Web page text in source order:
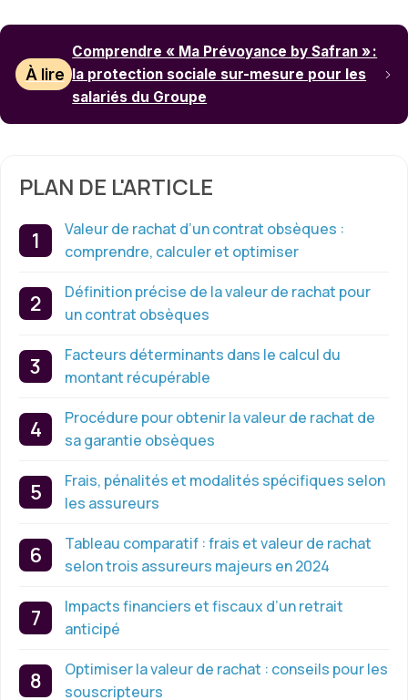
À lire
Comprendre « Ma Prévoyance by Safran » :
la protection sociale sur-mesure pour les
salariés du Groupe
PLAN DE L'ARTICLE
Valeur de rachat d’un contrat obsèques :
comprendre, calculer et optimiser
Définition précise de la valeur de rachat pour
un contrat obsèques
Facteurs déterminants dans le calcul du
montant récupérable
Procédure pour obtenir la valeur de rachat de
sa garantie obsèques
Frais, pénalités et modalités spécifiques selon
les assureurs
Tableau comparatif : frais et valeur de rachat
selon trois assureurs majeurs en 2024
Impacts financiers et fiscaux d’un retrait
anticipé
Optimiser la valeur de rachat : conseils pour les
souscripteurs